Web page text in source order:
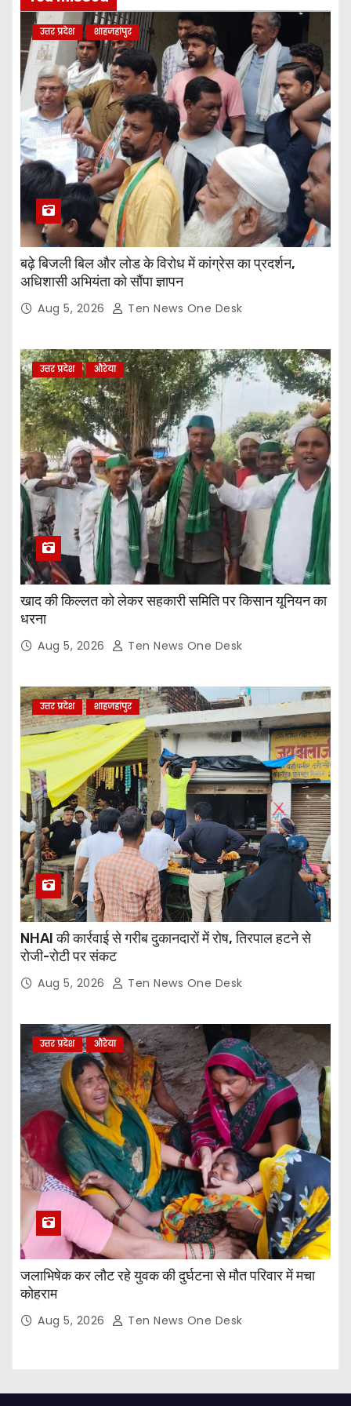
उत्तर प्रदेश शाहजहांपुर
बढ़े बिजली बिल और लोड के विरोध में कांग्रेस का प्रदर्शन,
अधिशासी अभियंता को सौंपा ज्ञापन
Aug 5, 2026 Ten News One Desk
उत्तर प्रदेश औरेया
खाद की किल्लत को लेकर सहकारी समिति पर किसान यूनियन का
धरना
Aug 5, 2026 Ten News One Desk
उत्तर प्रदेश शाहजहांपुर
NHAI की कार्रवाई से गरीब दुकानदारों में रोष, तिरपाल हटने से
रोजी-रोटी पर संकट
Aug 5, 2026 Ten News One Desk
उत्तर प्रदेश औरेया
जलाभिषेक कर लौट रहे युवक की दुर्घटना से मौत परिवार में मचा
कोहराम
Aug 5, 2026 Ten News One Desk